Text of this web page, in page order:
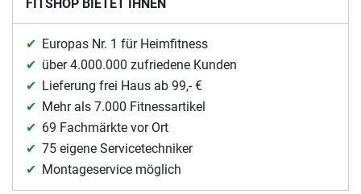
FITSHOP BIETET IHNEN
Europas Nr. 1 für Heimfitness
über 4.000.000 zufriedene Kunden
Lieferung frei Haus ab 99,- €
Mehr als 7.000 Fitnessartikel
69 Fachmärkte vor Ort
75 eigene Servicetechniker
Montageservice möglich